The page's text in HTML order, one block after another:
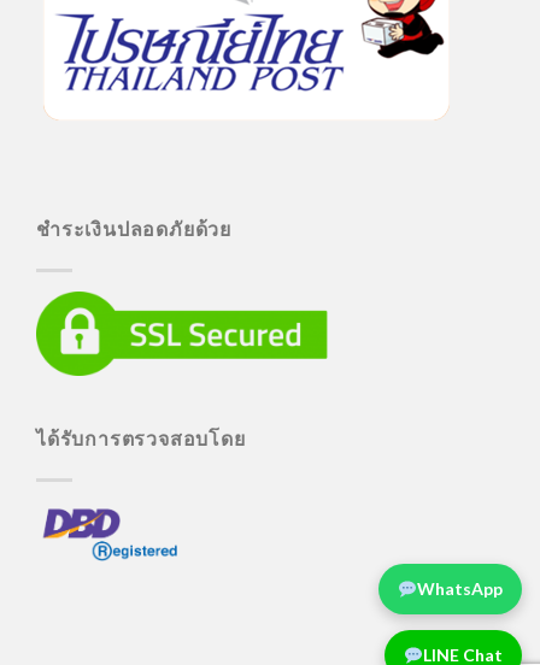
ชำระเงินปลอดภัยด้วย
ได้รับการตรวจสอบโดย
LINE Chat
WhatsApp